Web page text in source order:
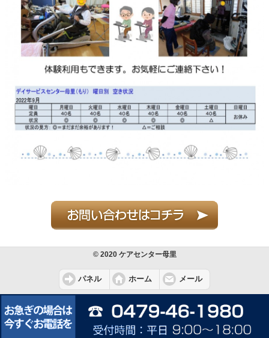
© 2020 ケアセンター母里
パネル ホーム メール